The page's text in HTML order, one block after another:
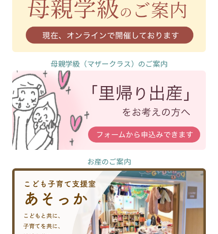
母親学級（マザークラス）のご案内
お産のご案内